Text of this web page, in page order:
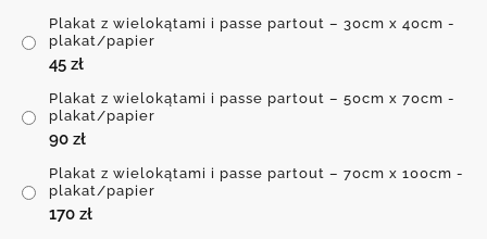
Plakat z wielokątami i passe partout – 30cm x 40cm -
plakat/papier
45 zł
Plakat z wielokątami i passe partout – 50cm x 70cm -
plakat/papier
90 zł
Plakat z wielokątami i passe partout – 70cm x 100cm -
plakat/papier
170 zł